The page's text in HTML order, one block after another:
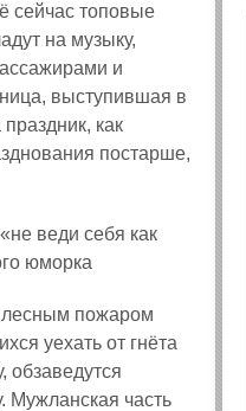
сейчас топовые
на музыку,
и
выступившая в
как
постарше,
веди себя как
юморка
лесным пожаром
уехать от гнёта
обзаведутся
Мужланская часть